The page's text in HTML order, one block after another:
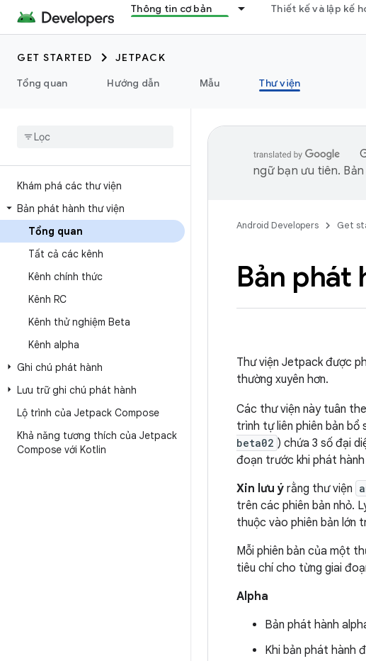
Thông tin cơ bản Thiết kế và lập kế
GET STARTED
JETPACK
Tổng quan
Hướng dẫn Mẫu Thư viện
Khám phá các thư viện
Bản phát hành thư viện
Tổng quan
Tất cả các kênh
Kênh chính thức
Kênh RC
Kênh thử nghiệm Beta
Kênh alpha
Ghi chú phát hành
Lưu trữ ghi chú phát hành
Lộ trình của Jetpack Compose
Khả năng tương thích của Jetpack
Compose với Kotlin
ngữ bạn ưu tiên.
Android Developers Get
Bản phát
Thư viện Jetpack được
thường xuyên hơn.
Các thư viện này tuân
trình tự liên phiên bản bổ
beta02 ) chứa 3 số đại
đoạn trước khi phát
Xin lưu ý rằng thư viện
trên các phiên bản nhỏ.
thuộc vào phiên bản lớn
Mỗi phiên bản của một
tiêu chí cho từng giai
Alpha
Bản phát hành
Khi bản phát hành